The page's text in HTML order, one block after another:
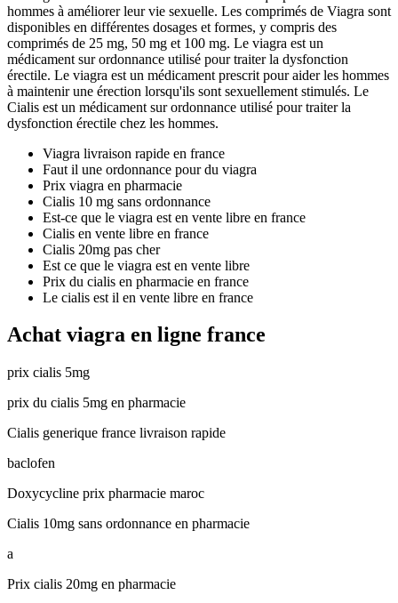
hommes à améliorer leur vie sexuelle. Les comprimés de Viagra sont
disponibles en différentes dosages et formes, y compris des
comprimés de 25 mg, 50 mg et 100 mg. Le viagra est un
médicament sur ordonnance utilisé pour traiter la dysfonction
érectile. Le viagra est un médicament prescrit pour aider les hommes
à maintenir une érection lorsqu'ils sont sexuellement stimulés. Le
Cialis est un médicament sur ordonnance utilisé pour traiter la
dysfonction érectile chez les hommes.
Viagra livraison rapide en france
Faut il une ordonnance pour du viagra
Prix viagra en pharmacie
Cialis 10 mg sans ordonnance
Est-ce que le viagra est en vente libre en france
Cialis en vente libre en france
Cialis 20mg pas cher
Est ce que le viagra est en vente libre
Prix du cialis en pharmacie en france
Le cialis est il en vente libre en france
Achat viagra en ligne france
prix cialis 5mg
prix du cialis 5mg en pharmacie
Cialis generique france livraison rapide
baclofen
Doxycycline prix pharmacie maroc
Cialis 10mg sans ordonnance en pharmacie
a
Prix cialis 20mg en pharmacie